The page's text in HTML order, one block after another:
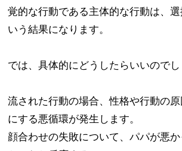
覚的な行動である主体的な行動は、
いう結果になります。
では、具体的にどうしたらいいのでし
流された行動の場合、性格や行動の
にする悪循環が発生します。​
顔合わせの失敗について、パパが悪